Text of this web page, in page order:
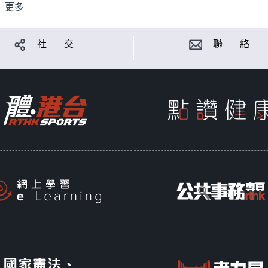
更多 ...
社 交 聯 絡